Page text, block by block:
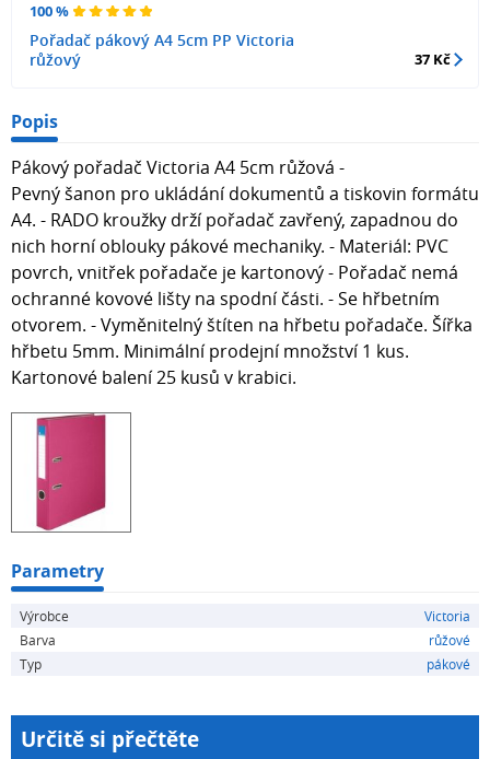
100 %
Pořadač pákový A4 5cm PP Victoria
růžový
37 Kč
Popis
Pákový pořadač Victoria A4 5cm růžová -
Pevný šanon pro ukládání dokumentů a tiskovin formátu
A4. - RADO kroužky drží pořadač zavřený, zapadnou do
nich horní oblouky pákové mechaniky. - Materiál: PVC
povrch, vnitřek pořadače je kartonový - Pořadač nemá
ochranné kovové lišty na spodní části. - Se hřbetním
otvorem. - Vyměnitelný štíten na hřbetu pořadače. Šířka
hřbetu 5mm. Minimální prodejní množství 1 kus.
Kartonové balení 25 kusů v krabici.
Parametry
Výrobce
Victoria
Barva
růžové
Typ
pákové
Určitě si přečtěte